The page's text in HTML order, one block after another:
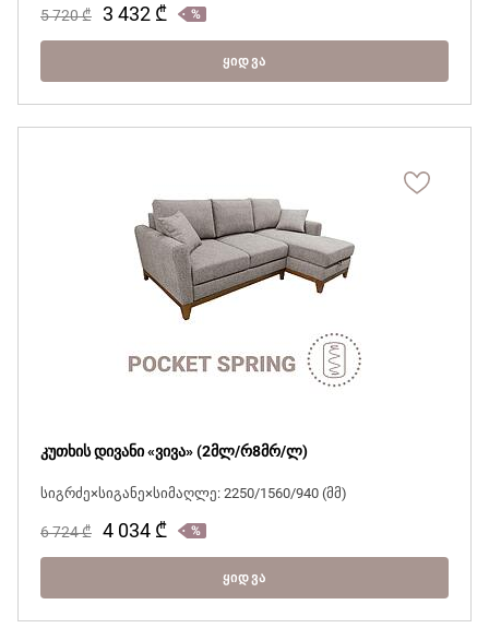
5 720₾ 3 432 ₾
ᲧᲘᲓᲕᲐ
კუთხის დივანი «ვივა» (2მლ/რ8მრ/ლ)
სიგრძე×სიგანე×სიმაღლე: 2250/1560/940 (მმ)
6 724₾ 4 034 ₾
ᲧᲘᲓᲕᲐ